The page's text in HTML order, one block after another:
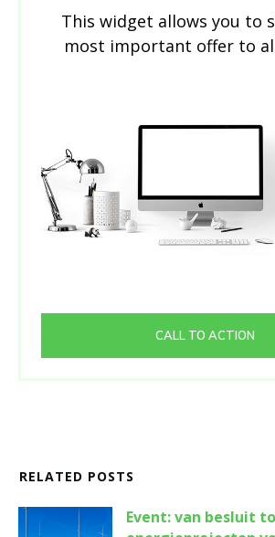
This widget allows you to
most important offer to
CALL TO ACTION
RELATED POSTS
Event: van besluit